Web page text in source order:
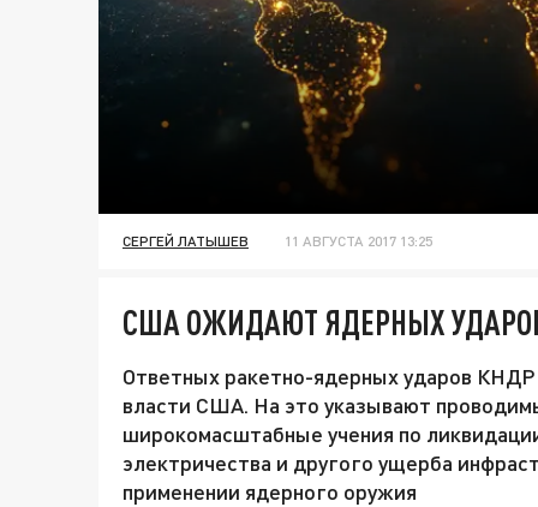
СЕРГЕЙ ЛАТЫШЕВ 11 АВГУСТА 2017 13:25
США ОЖИДАЮТ ЯДЕРНЫХ
Ответных ракетно-ядерных ударов
власти США. На это указывают
широкомасштабные учения по
электричества и другого ущерба
применении ядерного оружия